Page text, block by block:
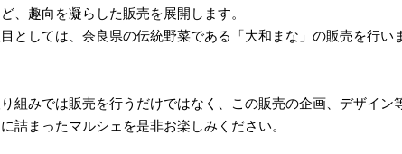
、趣向を凝らした販売を展開します。
としては、奈良県の伝統野菜である「大和まな」の販売を行
組みでは販売を行うだけではなく、この販売の企画、デザイ
詰まったマルシェを是非お楽しみください。